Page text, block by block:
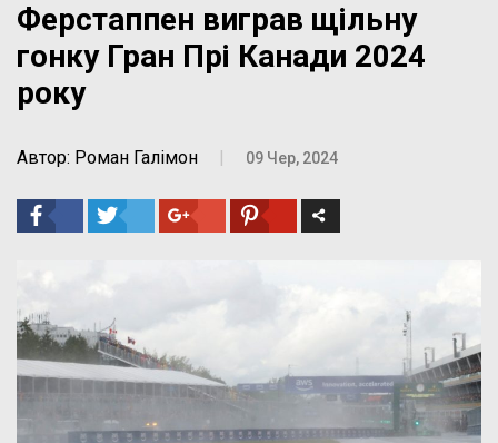
Ферстаппен виграв щільну
гонку Гран Прі Канади 2024
року
Автор: Роман Галімон | 09 Чер, 2024